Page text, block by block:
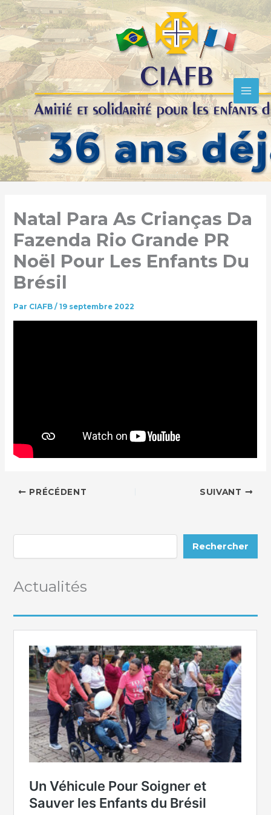
Aller
au
contenu
Natal Para As Crianças Da
Fazenda Rio Grande PR
Noël Pour Les Enfants Du
Brésil
Par CIAFB/19 septembre 2022
PRÉCÉDENT SUIVANT
R
e
c
e
r
c
h
e
r
Rechercher
Actualités